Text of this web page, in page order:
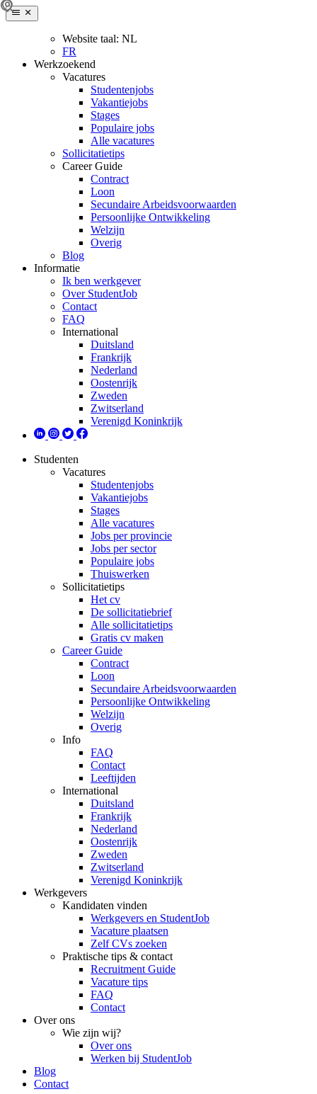
Website taal: NL
FR
Werkzoekend
Vacatures
Studentenjobs
Vakantiejobs
Stages
Populaire jobs
Alle vacatures
Sollicitatietips
Career Guide
Contract
Loon
Secundaire Arbeidsvoorwaarden
Persoonlijke Ontwikkeling
Welzijn
Overig
Blog
Informatie
Ik ben werkgever
Over StudentJob
Contact
FAQ
International
Duitsland
Frankrijk
Nederland
Oostenrijk
Zweden
Zwitserland
Verenigd Koninkrijk
Studenten
Vacatures
Studentenjobs
Vakantiejobs
Stages
Alle vacatures
Jobs per provincie
Jobs per sector
Populaire jobs
Thuiswerken
Sollicitatietips
Het cv
De sollicitatiebrief
Alle sollicitatietips
Gratis cv maken
Career Guide
Contract
Loon
Secundaire Arbeidsvoorwaarden
Persoonlijke Ontwikkeling
Welzijn
Overig
Info
FAQ
Contact
Leeftijden
International
Duitsland
Frankrijk
Nederland
Oostenrijk
Zweden
Zwitserland
Verenigd Koninkrijk
Werkgevers
Kandidaten vinden
Werkgevers en StudentJob
Vacature plaatsen
Zelf CVs zoeken
Praktische tips & contact
Recruitment Guide
Vacature tips
FAQ
Contact
Over ons
Wie zijn wij?
Over ons
Werken bij StudentJob
Blog
Contact